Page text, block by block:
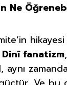
Ne
Dinî fanatizm
aynı